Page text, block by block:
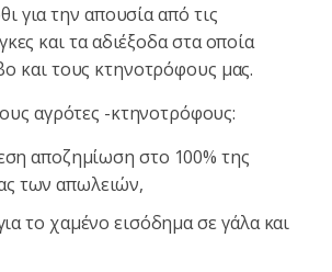
για την απουσία από τις
και τα αδιέξοδα στα οποία
και τους κτηνοτρόφους μας.
αγρότες -κτηνοτρόφους:
αποζημίωση στο 100% της
των απωλειών,
το χαμένο εισόδημα σε γάλα και